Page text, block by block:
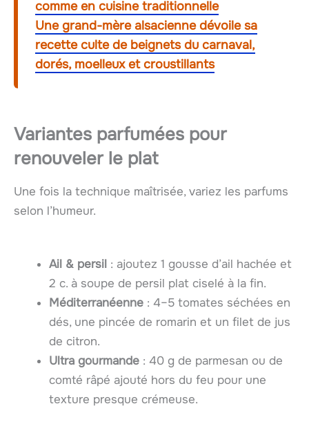
comme en cuisine traditionnelle
Une grand-mère alsacienne dévoile sa
recette culte de beignets du carnaval,
dorés, moelleux et croustillants
Variantes parfumées pour
renouveler le plat
Une fois la technique maîtrisée, variez les parfums
selon l’humeur.
Ail & persil : ajoutez 1 gousse d’ail hachée et
2 c. à soupe de persil plat ciselé à la fin.
Méditerranéenne : 4–5 tomates séchées en
dés, une pincée de romarin et un filet de jus
de citron.
Ultra gourmande : 40 g de parmesan ou de
comté râpé ajouté hors du feu pour une
texture presque crémeuse.